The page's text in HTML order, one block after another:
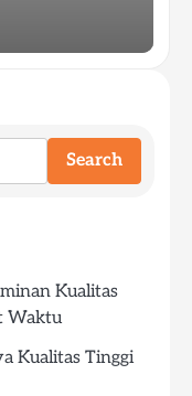
Search
Kualitas
Waktu
Kualitas Tinggi